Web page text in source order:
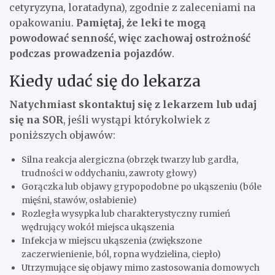
cetyryzyna, loratadyna), zgodnie z zaleceniami na
opakowaniu. Pamiętaj, że leki te mogą
powodować senność, więc zachowaj ostrożność
podczas prowadzenia pojazdów.
Kiedy udać się do lekarza
Natychmiast skontaktuj się z lekarzem lub udaj
się na SOR, jeśli wystąpi którykolwiek z
poniższych objawów:
Silna reakcja alergiczna (obrzęk twarzy lub gardła,
trudności w oddychaniu, zawroty głowy)
Gorączka lub objawy grypopodobne po ukąszeniu (bóle
mięśni, stawów, osłabienie)
Rozległa wysypka lub charakterystyczny rumień
wędrujący wokół miejsca ukąszenia
Infekcja w miejscu ukąszenia (zwiększone
zaczerwienienie, ból, ropna wydzielina, ciepło)
Utrzymujące się objawy mimo zastosowania domowych